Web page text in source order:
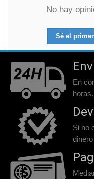
No hay
Sé el
En
horas.
Si no
dinero